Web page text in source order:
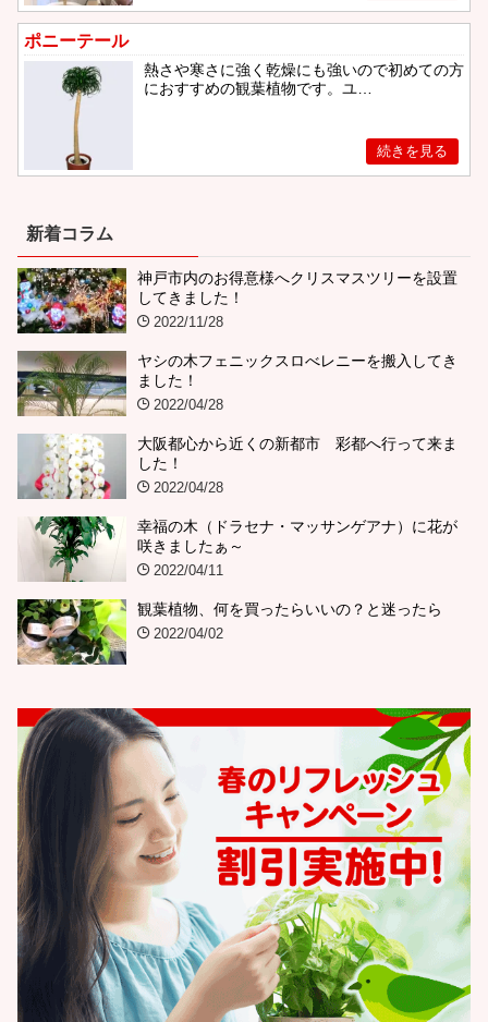
ポニーテール
熱さや寒さに強く乾燥にも強いので初めての方
におすすめの観葉植物です。ユ…
新着コラム
神戸市内のお得意様へクリスマスツリーを設置
してきました！
2022/11/28
ヤシの木フェニックスロべレニーを搬入してき
ました！
2022/04/28
大阪都心から近くの新都市 彩都へ行って来ま
した！
2022/04/28
幸福の木（ドラセナ・マッサンゲアナ）に花が
咲きましたぁ～
2022/04/11
観葉植物、何を買ったらいいの？と迷ったら
2022/04/02